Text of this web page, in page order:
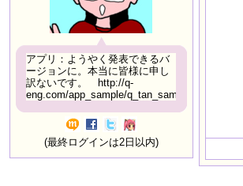
アプリ：ようやく発表できるバ
ージョンに。本当に皆様に申し
訳ないです。 http://q-
eng.com/app_sample/q_tan_sample06.html
(最終ログインは2日以内)